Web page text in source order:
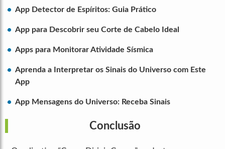
App Detector de Espíritos: Guia Prático
App para Descobrir seu Corte de Cabelo Ideal
Apps para Monitorar Atividade Sísmica
Aprenda a Interpretar os Sinais do Universo com Este
App
App Mensagens do Universo: Receba Sinais
Conclusão